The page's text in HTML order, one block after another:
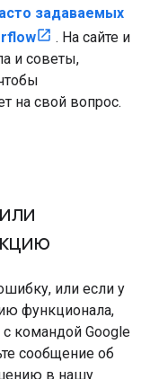
задаваемых
. На сайте и
и советы,
на свой вопрос.
или если у
функционала,
командой Google
сообщение об
в нашу